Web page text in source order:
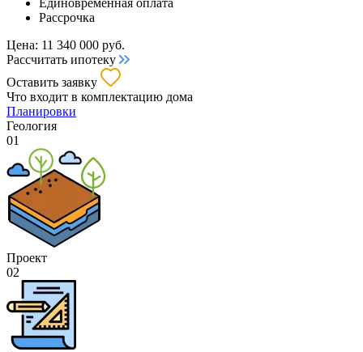
Единовременная оплата
Рассрочка
Цена: 11 340 000 руб.
Рассчитать ипотеку
Оставить заявку
Что входит в комплектацию дома
Планировки
Геология
01
Проект
02